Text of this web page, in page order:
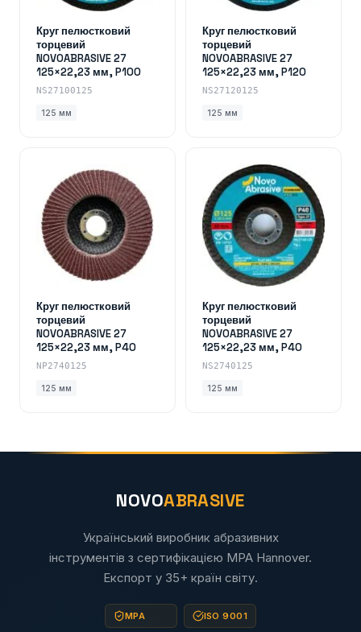
Круг пелюстковий
торцевий
NOVOABRASIVE 27
125×22,23 мм, P100
NS27100125
125 мм
Круг пелюстковий
торцевий
NOVOABRASIVE 27
125×22,23 мм, P120
NS27120125
125 мм
Круг пелюстковий
торцевий
NOVOABRASIVE 27
125×22,23 мм, P40
NP2740125
125 мм
Круг пелюстковий
торцевий
NOVOABRASIVE 27
125×22,23 мм, P40
NS2740125
125 мм
NOVOABRASIVE
Український виробник абразивних
інструментів з сертифікацією MPA Hannover.
Експорт у 35+ країн світу.
MPA ISO 9001